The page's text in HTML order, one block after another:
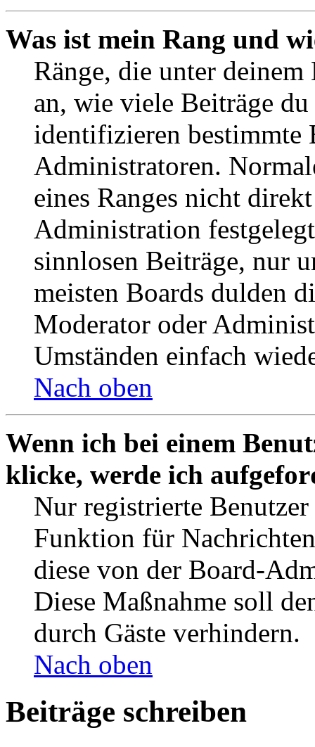
Was ist mein Rang und
Ränge, die unter deinem
an, wie viele Beiträge
identifizieren bestimmte
Administratoren.
eines Ranges nicht
Administration
sinnlosen Beiträge, nur
meisten Boards dulden
Moderator oder
Umständen einfach
Nach oben
Wenn ich bei einem
klicke, werde ich
Nur registrierte
Funktion für
diese von der Board-
Diese Maßnahme soll
durch Gäste verhindern.
Nach oben
Beiträge schreiben